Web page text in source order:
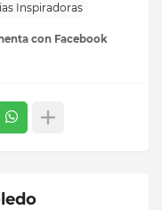
Inspiradoras
con Facebook